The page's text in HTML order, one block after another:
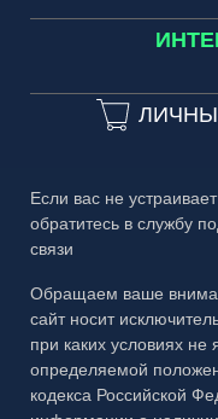
МЕТАЛЛ
3D-тур
3D-тур на
Частые
Каталог
Каталог
Каталог
Каталог
Каталог
Каталог
Если вас не
обратитесь в службу
связи
Обращаем ваше
сайт носит
при каких условиях не
определяемой
кодекса Российской